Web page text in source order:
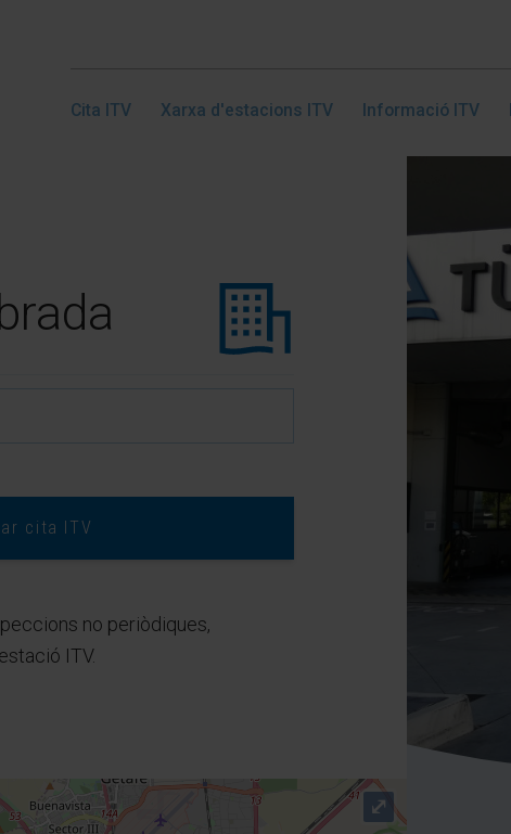
Cita ITV Xarxa d'estacions ITV Informació ITV
cita ITV
no periòdiques,
ITV.
⤢